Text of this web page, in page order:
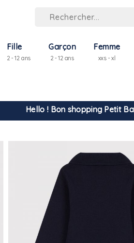
Fille
2 - 12 ans
Garçon
2 - 12 ans
Femme
xxs - xl
Hello ! Bon shopping Petit
La livraison est assurée
-10% pour tout paiement par carte